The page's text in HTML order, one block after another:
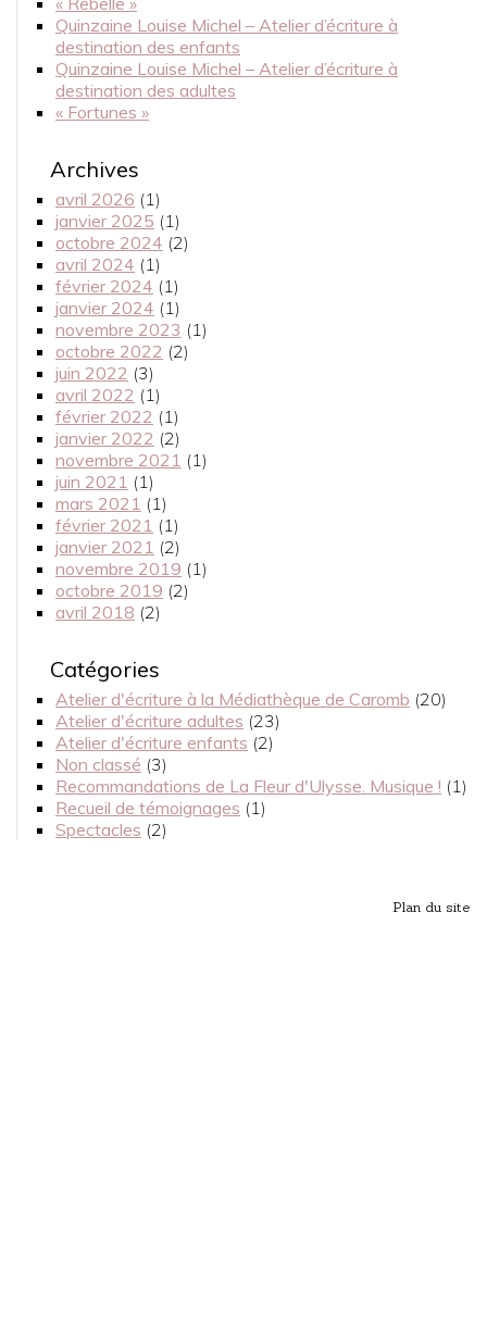
Quinzaine Louise Michel – Atelier d’écriture à
destination des enfants
Quinzaine Louise Michel – Atelier d’écriture à
destination des adultes
« Fortunes »
Archives
avril 2026 (1)
janvier 2025 (1)
octobre 2024 (2)
avril 2024 (1)
février 2024 (1)
janvier 2024 (1)
novembre 2023 (1)
octobre 2022 (2)
juin 2022 (3)
avril 2022 (1)
février 2022 (1)
janvier 2022 (2)
novembre 2021 (1)
juin 2021 (1)
mars 2021 (1)
février 2021 (1)
janvier 2021 (2)
novembre 2019 (1)
octobre 2019 (2)
avril 2018 (2)
Catégories
Atelier d'écriture à la Médiathèque de Caromb (20)
Atelier d'écriture adultes (23)
Atelier d'écriture enfants (2)
Non classé (3)
Recommandations de La Fleur d'Ulysse. Musique ! (1)
Recueil de témoignages (1)
Spectacles (2)
Plan du site